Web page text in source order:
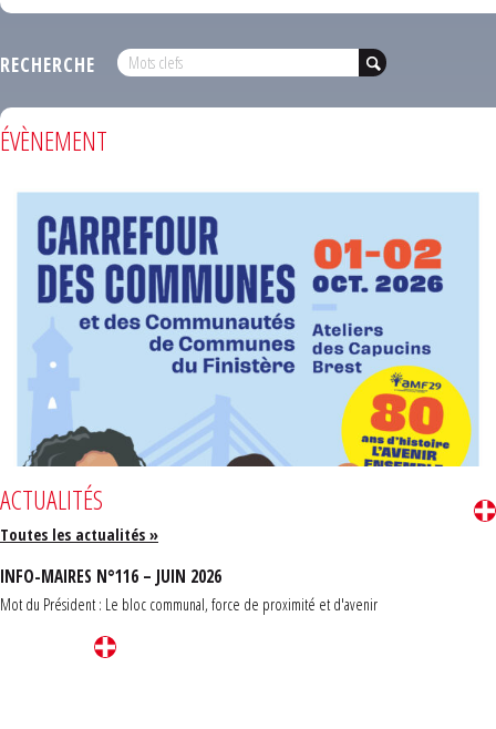
RECHERCHE
ÉVÈNEMENT
ACTUALITÉS
Toutes les actualités »
INFO-MAIRES N°116 – JUIN 2026
Mot du Président : Le bloc communal, force de proximité et d'avenir